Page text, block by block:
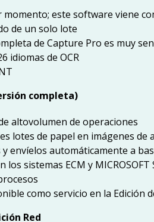
este software viene
de un solo lote
de Capture Pro es muy
idiomas de OCR
completa)
altovolumen de operaciones
lotes de papel en imágenes de
envíelos automáticamente a
sistemas ECM y MICROSOFT
como servicio en la Edición
Red